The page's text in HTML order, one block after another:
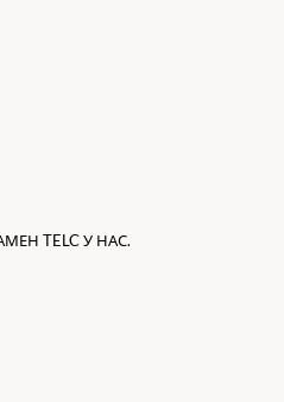
TELC У НАС.